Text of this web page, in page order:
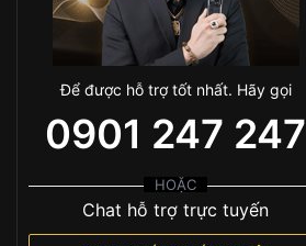
Để được hỗ trợ tốt nhất. Hãy gọi
0901 247 247
HOẶC
Chat hỗ trợ trực tuyến